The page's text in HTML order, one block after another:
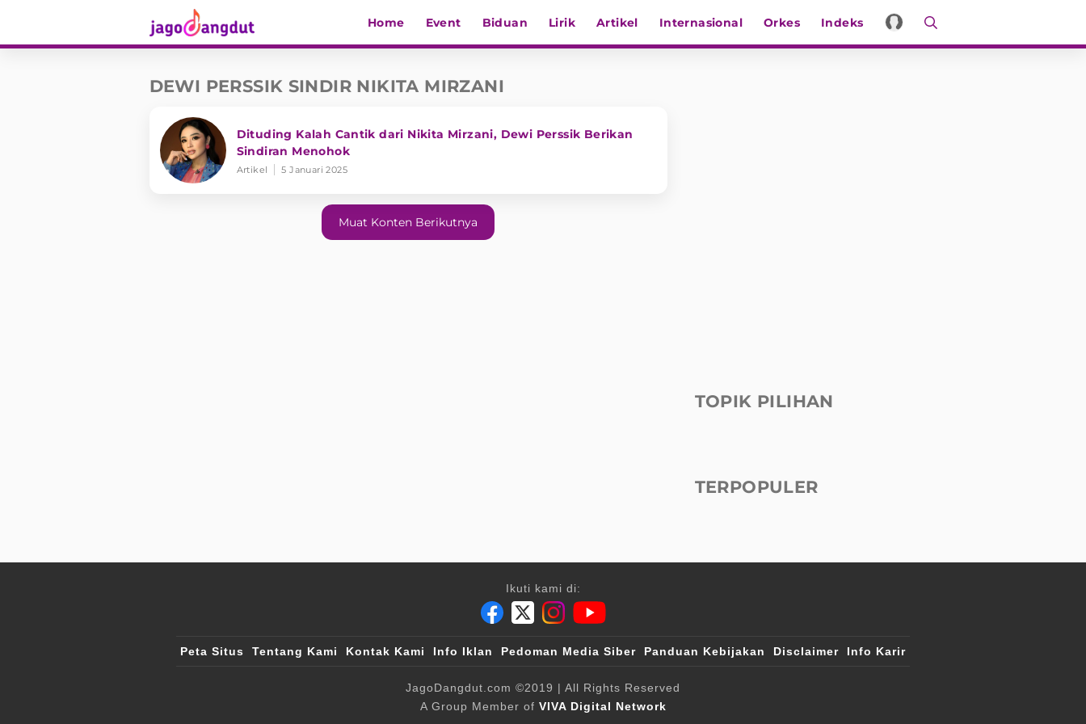
Home Event Biduan Lirik Artikel Internasional Orkes Indeks
DEWI PERSSIK SINDIR NIKITA MIRZANI
Dituding Kalah Cantik dari Nikita Mirzani, Dewi Perssik Berikan
Sindiran Menohok
Artikel 5 Januari 2025
Muat Konten Berikutnya
TOPIK PILIHAN
TERPOPULER
Ikuti kami di:
Peta Situs Tentang Kami Kontak Kami Info Iklan Pedoman Media Siber Panduan Kebijakan Disclaimer Info Karir
JagoDangdut.com ©2019 | All Rights Reserved
A Group Member of VIVA Digital Network